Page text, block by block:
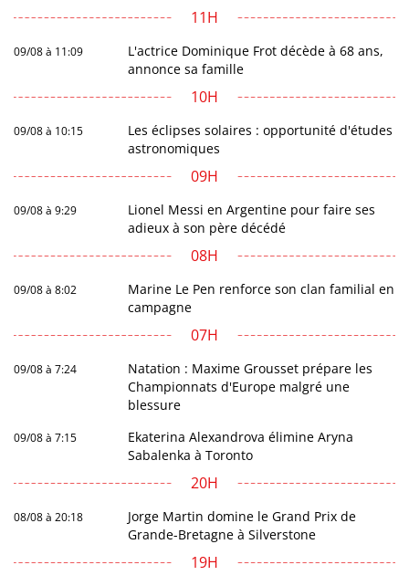
11H
09/08 à 11:09
L'actrice Dominique Frot décède à 68 ans,
annonce sa famille
10H
09/08 à 10:15
Les éclipses solaires : opportunité d'études
astronomiques
09H
09/08 à 9:29
Lionel Messi en Argentine pour faire ses
adieux à son père décédé
08H
09/08 à 8:02
Marine Le Pen renforce son clan familial en
campagne
07H
09/08 à 7:24
Natation : Maxime Grousset prépare les
Championnats d'Europe malgré une
blessure
09/08 à 7:15
Ekaterina Alexandrova élimine Aryna
Sabalenka à Toronto
20H
08/08 à 20:18
Jorge Martin domine le Grand Prix de
Grande-Bretagne à Silverstone
19H